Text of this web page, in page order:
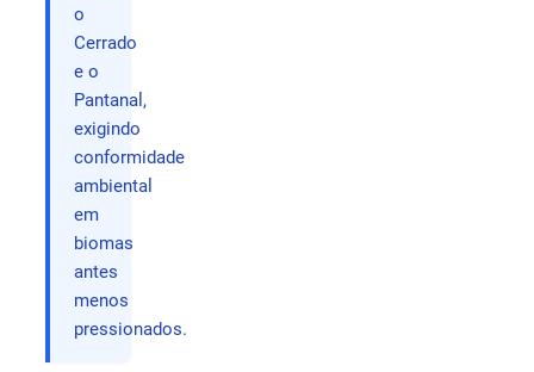
o
Cerrado
e o
Pantanal,
exigindo
conformidade
ambiental
em
biomas
antes
menos
pressionados.